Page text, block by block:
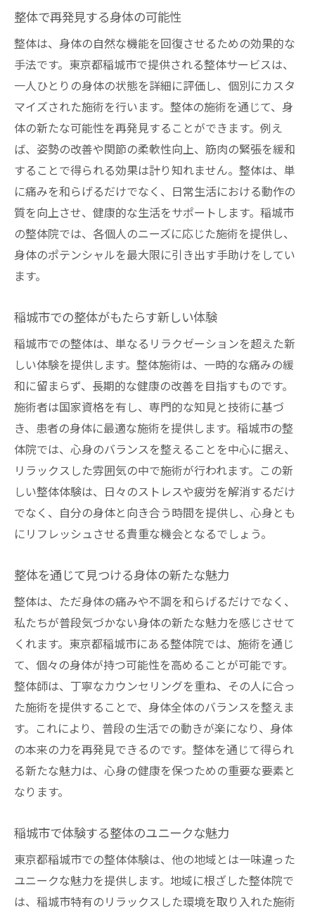
整体で再発見する身体の可能性
整体は、身体の自然な機能を回復させるための効果的な
手法です。東京都稲城市で提供される整体サービスは、
一人ひとりの身体の状態を詳細に評価し、個別にカスタ
マイズされた施術を行います。整体の施術を通じて、身
体の新たな可能性を再発見することができます。例え
ば、姿勢の改善や関節の柔軟性向上、筋肉の緊張を緩和
することで得られる効果は計り知れません。整体は、単
に痛みを和らげるだけでなく、日常生活における動作の
質を向上させ、健康的な生活をサポートします。稲城市
の整体院では、各個人のニーズに応じた施術を提供し、
身体のポテンシャルを最大限に引き出す手助けをしてい
ます。
稲城市での整体がもたらす新しい体験
稲城市での整体は、単なるリラクゼーションを超えた新
しい体験を提供します。整体施術は、一時的な痛みの緩
和に留まらず、長期的な健康の改善を目指すものです。
施術者は国家資格を有し、専門的な知見と技術に基づ
き、患者の身体に最適な施術を提供します。稲城市の整
体院では、心身のバランスを整えることを中心に据え、
リラックスした雰囲気の中で施術が行われます。この新
しい整体体験は、日々のストレスや疲労を解消するだけ
でなく、自分の身体と向き合う時間を提供し、心身とも
にリフレッシュさせる貴重な機会となるでしょう。
整体を通じて見つける身体の新たな魅力
整体は、ただ身体の痛みや不調を和らげるだけでなく、
私たちが普段気づかない身体の新たな魅力を感じさせて
くれます。東京都稲城市にある整体院では、施術を通じ
て、個々の身体が持つ可能性を高めることが可能です。
整体師は、丁寧なカウンセリングを重ね、その人に合っ
た施術を提供することで、身体全体のバランスを整えま
す。これにより、普段の生活での動きが楽になり、身体
の本来の力を再発見できるのです。整体を通じて得られ
る新たな魅力は、心身の健康を保つための重要な要素と
なります。
稲城市で体験する整体のユニークな魅力
東京都稲城市での整体体験は、他の地域とは一味違った
ユニークな魅力を提供します。地域に根ざした整体院で
は、稲城市特有のリラックスした環境を取り入れた施術